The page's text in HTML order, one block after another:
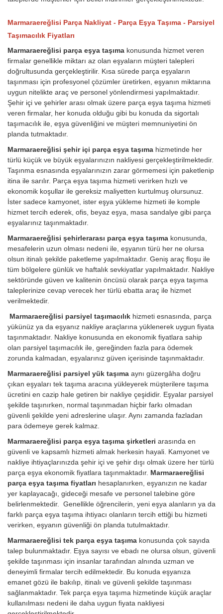
Marmaraereğlisi Parça Nakliyat - Parça Eşya Taşıma - Parsiyel
Taşımacılık Fiyatları
Marmaraereğlisi parça eşya taşıma konusunda hizmet veren
firmalar genellikle miktarı az olan eşyaların müşteri talepleri
doğrultusunda gerçekleştirilir. Kısa sürede parça eşyaların
taşınması için profesyonel çözümler üretirken, eşyanın miktarına
uygun nitelikte araç ve personel yönlendirmesi yapılmaktadır.
Şehir içi ve şehirler arası olmak üzere parça eşya taşıma hizmeti
veren firmalar, her konuda olduğu gibi bu konuda da sigortalı
taşımacılık ile, eşya güvenliğini ve müşteri memnuniyetini ön
planda tutmaktadır.
Marmaraereğlisi şehir içi parça eşya taşıma hizmetinde her
türlü küçük ve büyük eşyalarınızın nakliyesi gerçekleştirilmektedir.
Taşınma esnasında eşyalarınızın zarar görmemesi için paketlenip
itina ile sarılır. Parça eşya taşıma hizmeti verirken hızlı ve
ekonomik koşullar ile gereksiz maliyetten kurtulmuş olursunuz.
İster sadece kamyonet, ister eşya yükleme hizmeti ile komple
hizmet tercih ederek, ofis, beyaz eşya, masa sandalye gibi parça
eşyalarınız taşınmaktadır.
Marmaraereğlisi şehirlerarası parça eşya taşıma konusunda,
mesafelerin uzun olması nedeni ile, eşyanın türü her ne olursa
olsun itinalı şekilde paketleme yapılmaktadır. Geniş araç floşu ile
tüm bölgelere günlük ve haftalık sevkiyatlar yapılmaktadır. Nakliye
sektöründe güven ve kalitenin öncüsü olarak parça eşya taşıma
taleplerinize cevap verecek her türlü ebatta araç ile hizmet
verilmektedir.
Marmaraereğlisi parsiyel taşımacılık hizmeti esnasında, parça
yükünüz ya da eşyanız nakliye araçlarına yüklenerek uygun fiyata
taşınmaktadır. Nakliye konusunda en ekonomik fiyatlara sahip
olan parsiyel taşımacılık ile, gereğinden fazla para ödemek
zorunda kalmadan, eşyalarınız güven içerisinde taşınmaktadır.
Marmaraereğlisi parsiyel yük taşıma aynı güzergâha doğru
çıkan eşyaları tek taşıma aracına yükleyerek müşterilere taşıma
ücretini en cazip hale getiren bir nakliye çeşididir. Eşyalar parsiyel
şekilde taşınırken, normal taşınmadan hiçbir farkı olmadan
güvenli şekilde yeni adreslerine ulaşır. Aynı zamanda fazladan
para ödemeye gerek kalmaz.
Marmaraereğlisi parça eşya taşıma şirketleri arasında en
güvenli ve kapsamlı hizmeti almak herkesin hayali. Kamyonet ve
nakliye ihtiyaçlarınızda şehir içi ve şehir dışı olmak üzere her türlü
parça eşya ekonomik fiyatlara taşınmaktadır. Marmaraereğlisi
parça eşya taşıma fiyatları hesaplanırken, eşyanızın ne kadar
yer kaplayacağı, gideceği mesafe ve personel talebine göre
belirlenmektedir. Genellikle öğrencilerin, yeni eşya alanların ya da
farklı parça eşya taşıma ihtiyacı olanların tercih ettiği bu hizmeti
verirken, eşyanın güvenliği ön planda tutulmaktadır.
Marmaraereğlisi tek parça eşya taşıma konusunda çok sayıda
talep bulunmaktadır. Eşya sayısı ve ebadı ne olursa olsun, güvenli
şekilde taşınması için insanlar tarafından alnında uzman ve
deneyimli firmalar tercih edilmektedir. Bu konuda eşyanıza
emanet gözü ile bakılıp, itinalı ve güvenli şekilde taşınması
sağlanmaktadır. Tek parça eşya taşıma hizmetinde küçük araçlar
kullanılması nedeni ile daha uygun fiyata nakliyesi